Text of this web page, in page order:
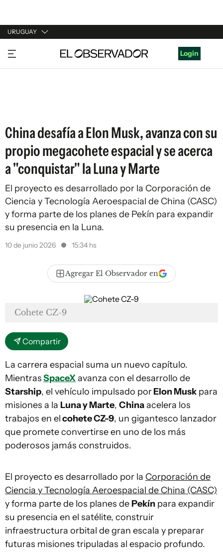
URUGUAY
URUGUAY
ARGENTINA
Login
China desafía a Elon Musk, avanza con su
propio megacohete espacial y se acerca
a "conquistar" la Luna y Marte
El proyecto es desarrollado por la Corporación de
Ciencia y Tecnología Aeroespacial de China (CASC)
y forma parte de los planes de Pekín para expandir
su presencia en la Luna.
10 de junio 2026 15:34 hs
Agregar El Observador en
Cohete CZ-9
Compartir
La carrera espacial suma un nuevo capítulo.
MientrasSpaceXavanza con el desarrollo de
Starship, el vehículo impulsado porElon Musk para
misiones a la Luna y Marte, Chinaacelera los
trabajos en elcohete CZ-9, un gigantesco lanzador
que promete convertirse en uno de los más
poderosos jamás construidos.
El proyecto es desarrollado por la Corporación de
Ciencia y Tecnología Aeroespacial de China (CASC)
y forma parte de los planes de Pekín para expandir
su presencia en el satélite, construir
infraestructura orbital de gran escala y preparar
futuras misiones tripuladas al espacio profundo.